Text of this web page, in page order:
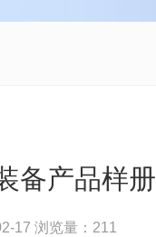
备产品样册
17 浏览量：211